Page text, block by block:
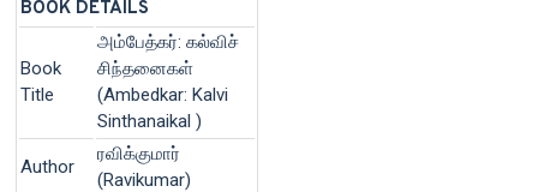
BOOK DETAILS
Book
Title
அம்பேத்கர்: கல்விச்
சிந்தனைகள்
(Ambedkar: Kalvi
Sinthanaikal )
Author
ரவிக்குமார்
(Ravikumar)